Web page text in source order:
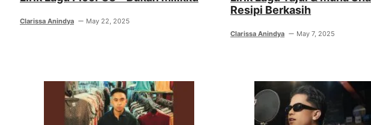
Clarissa Anindya May 22, 2025
Resipi Berkasih
Clarissa Anindya May 7, 2025